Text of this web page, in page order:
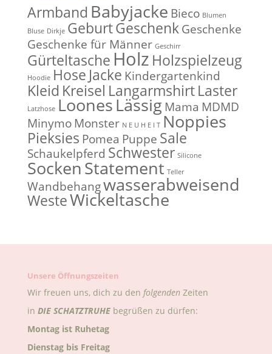
Armband Babyjacke Bieco Blumen
Bluse Dirkje GeburtGeschenk Geschenke
Geschenke für Männer Geschirr
Gürteltasche Holz Holzspielzeug
Hoodie Hose Jacke Kindergartenkind
Kleid Kreisel LangarmshirtLaster
Latzhose LoonesLässig Mama MDMD
Minymo Monster N E U H E I T Noppies
Pieksies Pomea Puppe Sale
Schaukelpferd Schwester Silicone
SockenStatement Teller
Wandbehangwasserabweisend
WesteWickeltasche
Unsere Öffnungszeiten
Wir freuen uns, dich zu den folgenden Zeiten
in DIE SCHATZTRUHEbegrüßen zu dürfen:
Montag ist Ruhetag
Dienstag bis Freitag